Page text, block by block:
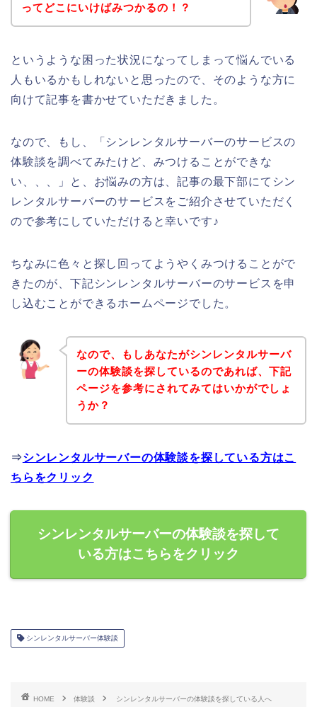
ってどこにいけばみつかるの！？
というような困った状況になってしまって悩んでいる
人もいるかもしれないと思ったので、そのような方に
向けて記事を書かせていただきました。
なので、もし、「シンレンタルサーバーのサービスの
体験談を調べてみたけど、みつけることができな
い、、、」と、お悩みの方は、記事の最下部にてシン
レンタルサーバーのサービスをご紹介させていただく
ので参考にしていただけると幸いです♪
ちなみに色々と探し回ってようやくみつけることがで
きたのが、下記シンレンタルサーバーのサービスを申
し込むことができるホームページでした。
なので、もしあなたがシンレンタルサーバ
ーの体験談を探しているのであれば、下記
ページを参考にされてみてはいかがでしょ
うか？
⇒シンレンタルサーバーの体験談を探している方はこ
ちらをクリック
シンレンタルサーバーの体験談を探して
いる方はこちらをクリック
シンレンタルサーバー体験談
HOME 体験談 シンレンタルサーバーの体験談を探している人へ